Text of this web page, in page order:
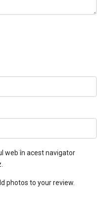
web în acest navigator
photos to your review.